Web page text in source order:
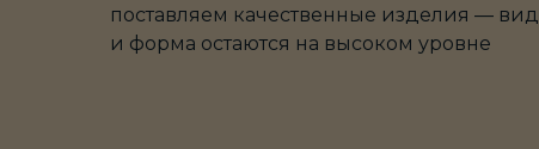
поставляем качественные изделия — вид
и форма остаются на высоком уровне